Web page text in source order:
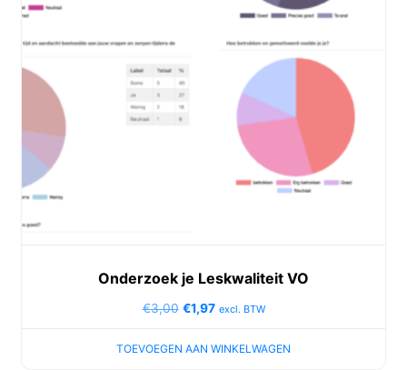
Onderzoek je Leskwaliteit VO
€3,00 €1,97 excl. BTW
TOEVOEGEN AAN WINKELWAGEN